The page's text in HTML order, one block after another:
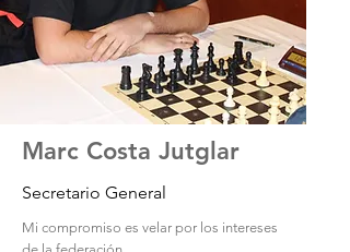
Marc Costa Jutglar
Secretario General
Mi compromiso es velar por los intereses